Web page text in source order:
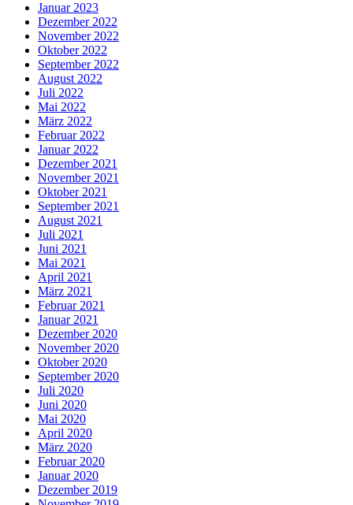
Januar 2023
Dezember 2022
November 2022
Oktober 2022
September 2022
August 2022
Juli 2022
Mai 2022
März 2022
Februar 2022
Januar 2022
Dezember 2021
November 2021
Oktober 2021
September 2021
August 2021
Juli 2021
Juni 2021
Mai 2021
April 2021
März 2021
Februar 2021
Januar 2021
Dezember 2020
November 2020
Oktober 2020
September 2020
Juli 2020
Juni 2020
Mai 2020
April 2020
März 2020
Februar 2020
Januar 2020
Dezember 2019